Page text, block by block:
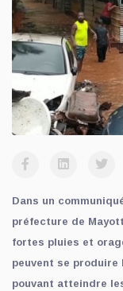
Dans un
préfecture de
fortes pluies et
peuvent se
pouvant atteindre